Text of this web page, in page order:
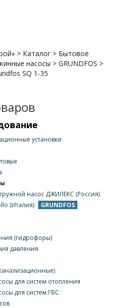
> Каталог > Бытовое
насосы >GRUNDFOS >
SQ 1-35
установки
насос ДЖИЛЕКС (Россия)
(Италия)
GRUNDFOS
(гидрофоры)
давления
для систем отопления
для систем ГВС